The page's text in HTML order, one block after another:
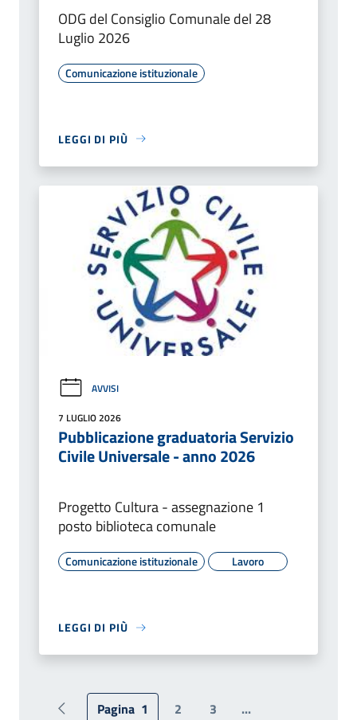
ODG del Consiglio Comunale del 28
Luglio 2026
Comunicazione istituzionale
LEGGI DI PIÙ
AVVISI
7 LUGLIO 2026
Pubblicazione graduatoria Servizio
Civile Universale - anno 2026
Progetto Cultura - assegnazione 1
posto biblioteca comunale
Comunicazione istituzionale Lavoro
LEGGI DI PIÙ
Pagina 1 2 3
...